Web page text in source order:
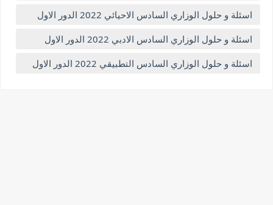
اسئلة و حلول الوزاري السادس الاحيائي 2022 الدور الاول
اسئلة و حلول الوزاري السادس الادبي 2022 الدور الاول
اسئلة و حلول الوزاري السادس التطبيقي 2022 الدور الاول